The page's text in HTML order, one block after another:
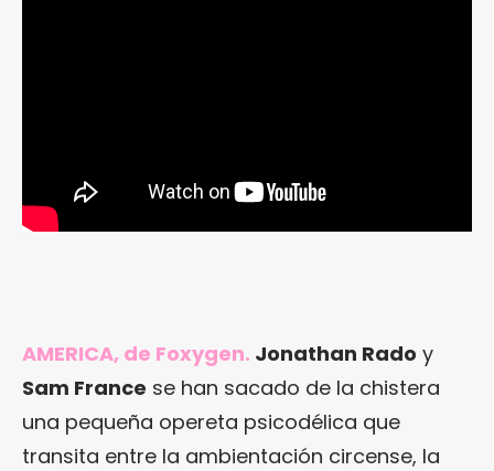
AMERICA, de Foxygen. Jonathan Rado y
Sam France se han sacado de la chistera
una pequeña opereta psicodélica que
transita entre la ambientación circense, la